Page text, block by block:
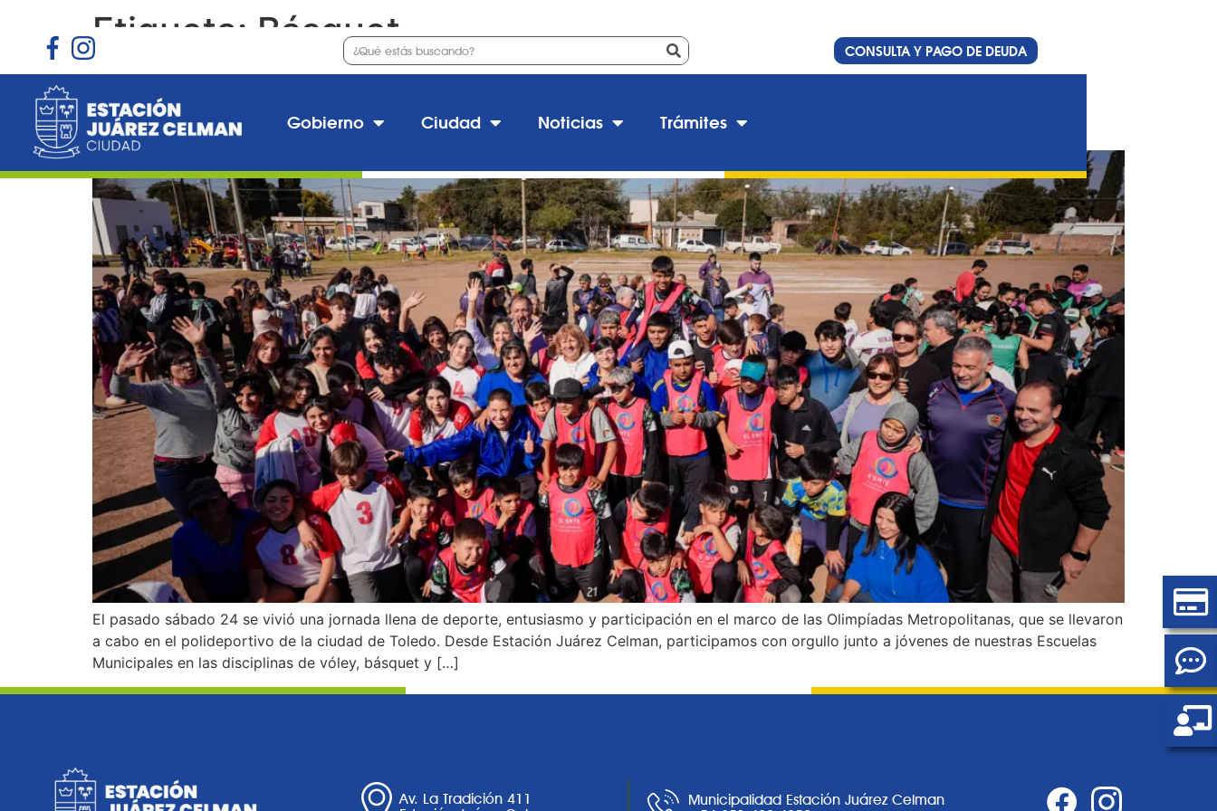
CONSULTA Y PAGO DE DEUDA
Gobierno Ciudad Noticias Trámites
Etiqueta: Básquet
Estación Juárez Celman presente en las Olimpíadas Metropolitanas en
Toledo
El pasado sábado 24 se vivió una jornada llena de deporte, entusiasmo y participación en el marco de las Olimpíadas Metropolitanas, que se llevaron
a cabo en el polideportivo de la ciudad de Toledo. Desde Estación Juárez Celman, participamos con orgullo junto a jóvenes de nuestras Escuelas
Municipales en las disciplinas de vóley, básquet y […]
Av. La Tradición 411
Municipalidad Estación Juárez Celman